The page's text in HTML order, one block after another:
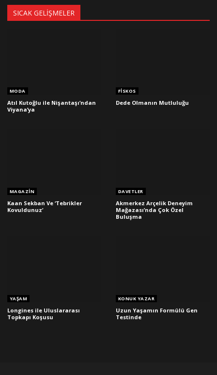
SICAK GELIŞMELER
MODA
Atıl Kutoğlu ile Nişantaşı’ndan
Viyana’ya
FISKOS
Dede Olmanın Mutluluğu
MAGAZIN
Kaan Sekban Ve ‘Tebrikler
Kovuldunuz’
DAVETLER
Akmerkez Arçelik Deneyim
Mağazası’nda Çok Özel
Buluşma
YAŞAM
Longines ile Uluslararası
Topkapı Koşusu
KONUK YAZAR
Uzun Yaşamın Formülü Gen
Testinde